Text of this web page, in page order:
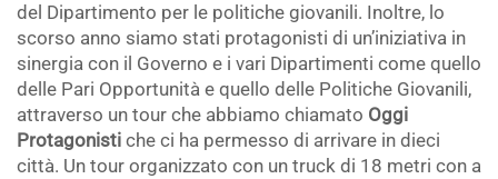
del Dipartimento per le politiche giovanili. Inoltre, lo
scorso anno siamo stati protagonisti di un’iniziativa in
sinergia con il Governo e i vari Dipartimenti come quello
delle Pari Opportunità e quello delle Politiche Giovanili,
attraverso un tour che abbiamo chiamato Oggi
Protagonisti che ci ha permesso di arrivare in dieci
città. Un tour organizzato con un truck di 18 metri con a